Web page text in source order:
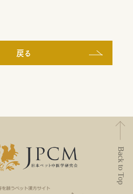
戻る
Back to Top